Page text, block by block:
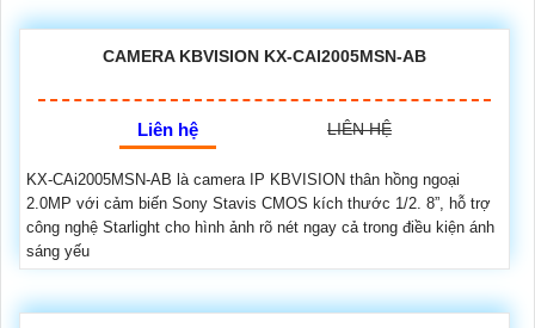
CAMERA KBVISION KX-CAI2005MSN-AB
Liên hệ LIÊN HỆ
KX-CAi2005MSN-AB là camera IP KBVISION thân hồng ngoại
2.0MP với cảm biến Sony Stavis CMOS kích thước 1/2. 8”, hỗ trợ
công nghệ Starlight cho hình ảnh rõ nét ngay cả trong điều kiện ánh
sáng yếu